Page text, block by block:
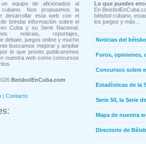
un equipo de aficionados al
cubano. Nos propusimos la
desarrollar esta web con el
brindar información sobre el
en Cuba y su Serie Nacional.
noticias, reportajes,
debate, juegos online y mucho
buscamos mejorar y ampliar
lo que pronto publicaremos
nuestra web como concursos
BeisbolEnCuba.com
| Contacto
Lo que puedes
En
béisbol cubano,
los juegos y más...
Noticias del
Foros, opiniones,
Concursos sobre
Estadísticas de la
Serie 50, la Serie
Mapa de nuestra
Directorio de